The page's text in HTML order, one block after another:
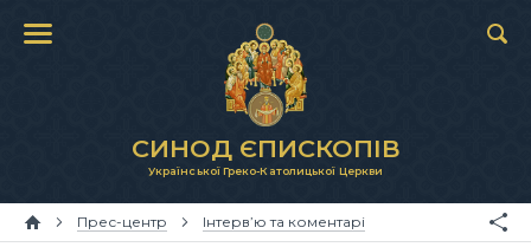
СИНОД ЄПИСКОПІВ
Української Греко-Католицької Церкви
Прес-центр Інтерв’ю та коментарі